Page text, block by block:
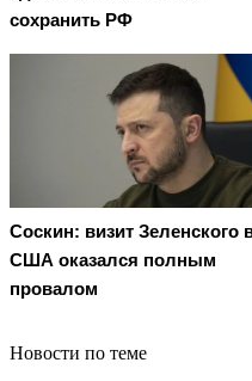
сохранить РФ
Соскин: визит Зеленского
США оказался полным
провалом
Новости по теме